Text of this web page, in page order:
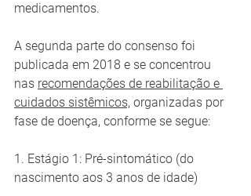
medicamentos.
A segunda parte do consenso foi
publicada em 2018 e se concentrou
nas recomendações de reabilitação e
cuidados sistêmicos, organizadas por
fase de doença, conforme se segue:
1. Estágio 1: Pré-sintomático (do
nascimento aos 3 anos de idade)